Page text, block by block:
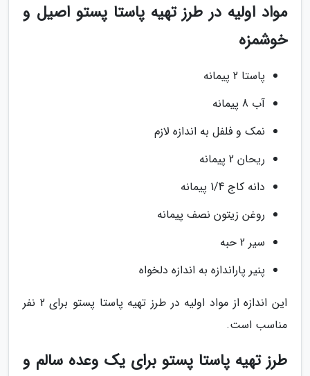
مواد اولیه در طرز تهیه پاستا پستو اصیل و
خوشمزه
پاستا 2 پیمانه
آب 8 پیمانه
نمک و فلفل به اندازه لازم
ریحان 2 پیمانه
دانه کاج 1/4 پیمانه
روغن زیتون نصف پیمانه
سیر 2 حبه
پنیر پاراندازه به اندازه دلخواه
این اندازه از مواد اولیه در طرز تهیه پاستا پستو برای 2 نفر
مناسب است.
طرز تهیه پاستا پستو برای یک وعده سالم و